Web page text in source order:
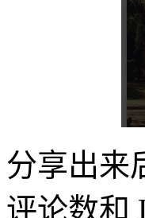
分享出来
评论数和